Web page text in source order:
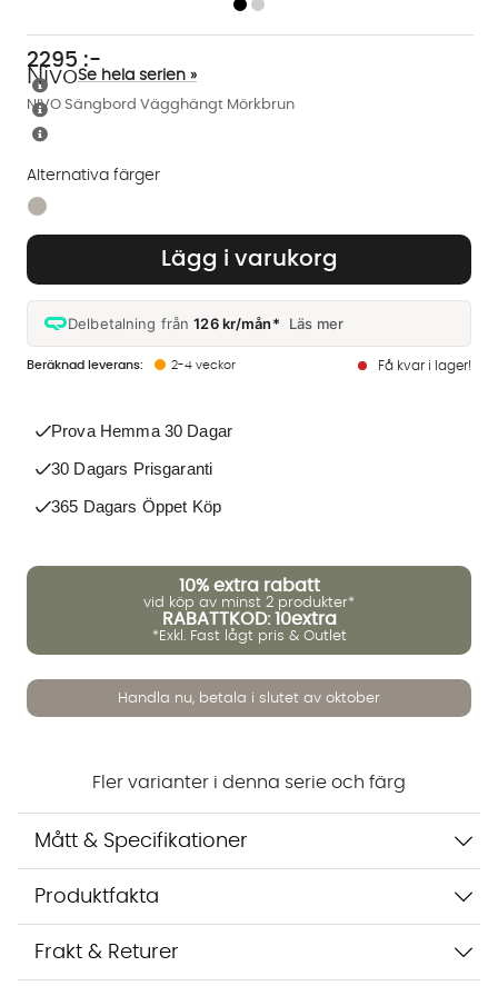
NIVO Sängbord Vägghängt Mörkbrun
NivoSe hela serien »
2295 :-
Lägg i varukorg
Delbetalning från126 kr/mån* Läs mer
2-4 veckor Få kvar i lager!
Alternativa färger
Finns även i dessa färger:
Prova Hemma 30 Dagar
30 Dagars Prisgaranti
365 Dagars Öppet Köp
10% extra rabatt
vid köp av minst 2 produkter*
RABATTKOD: 10extra
*Exkl. Fast lågt pris & Outlet
Handla nu, betala i slutet av oktober
Fler varianter i denna serie och färg
Mått & Specifikationer
Produktfakta
Frakt & Returer
Vi använder AI för att svara på dina frågor. Konversationen
inte dina uppgifter med tredje part. Läs mer i vår
integritetspolicy.